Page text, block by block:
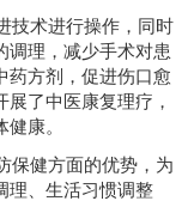
技术进行操作，同时
调理，减少手术对患
药方剂，促进伤口愈
了中医康复理疗，
康。
保健方面的优势，为
理、生活习惯调整